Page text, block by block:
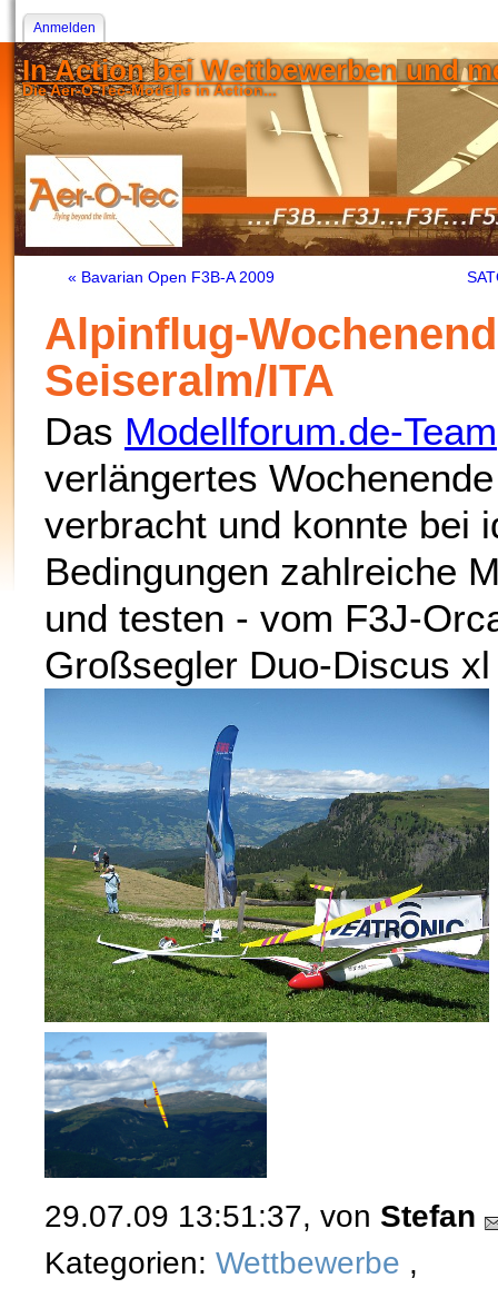
Anmelden
In Action bei Wettbewerben und
Die Aer-O-Tec-Modelle in Action...
« Bavarian Open F3B-A 2009
Alpinflug-
Seiseralm/ITA
Das Modellforum.de-Team
verlängertes
verbracht und konnte bei
Bedingungen zahlreiche
und testen - vom F3J-
Großsegler Duo-Discus
29.07.09 13:51:37, von Stefan
Kategorien: Wettbewerbe ,